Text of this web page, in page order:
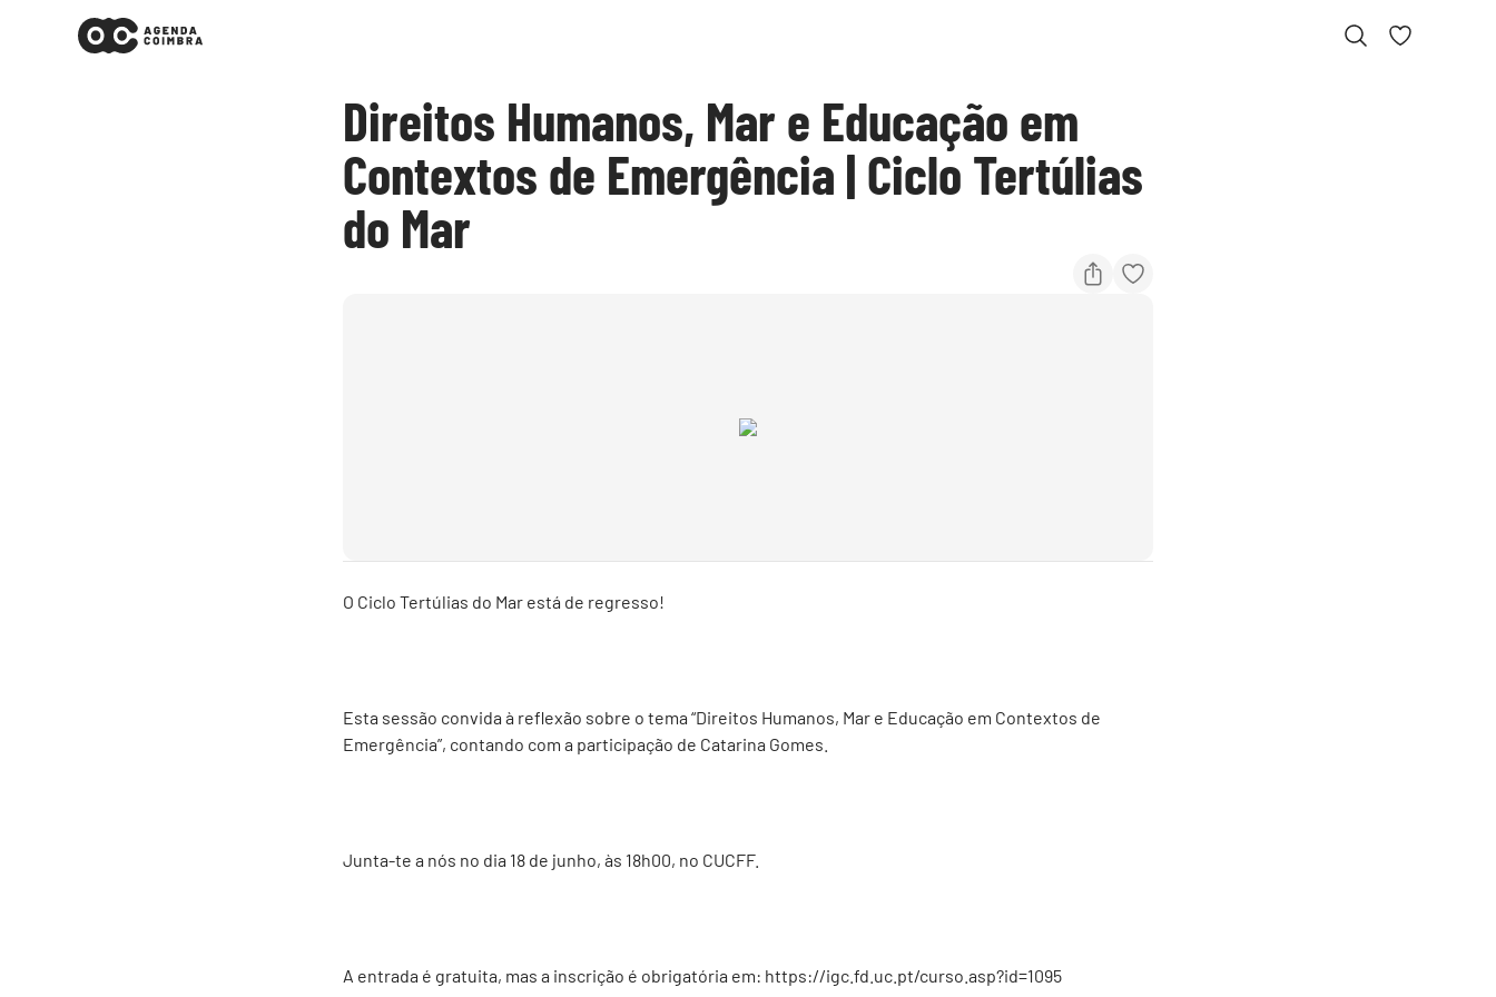
Direitos Humanos, Mar e Educação em
Contextos de Emergência | Ciclo Tertúlias
do Mar
O Ciclo Tertúlias do Mar está de regresso!
Esta sessão convida à reflexão sobre o tema “Direitos Humanos, Mar e Educação em Contextos de
Emergência”, contando com a participação de Catarina Gomes.
Junta-te a nós no dia 18 de junho, às 18h00, no CUCFF.
A entrada é gratuita, mas a inscrição é obrigatória em: https://igc.fd.uc.pt/curso.asp?id=1095